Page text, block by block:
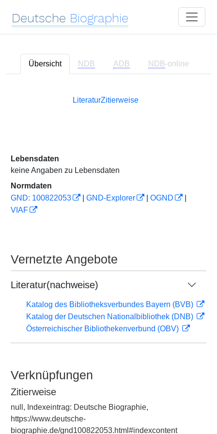
Deutsche Biographie
Übersicht NDB ADB NDB-online
LiteraturZitierweise
Lebensdaten
keine Angaben zu Lebensdaten
Normdaten
GND: 100822053
GND-Explorer OGND
VIAF
Vernetzte Angebote
Literatur(nachweise)
Katalog des Bibliotheksverbundes Bayern (BVB)
Katalog der Deutschen Nationalbibliothek (DNB)
Österreichischer Bibliothekenverbund (OBV)
Verknüpfungen
Zitierweise
null, Indexeintrag: Deutsche Biographie,
https://www.deutsche-
biographie.de/gnd100822053.html#indexcontent